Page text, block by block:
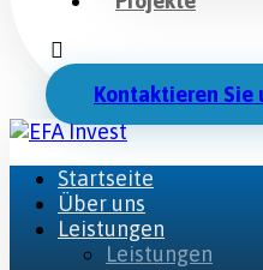
Kontaktieren Sie
Startseite
Über uns
Leistungen
Leistungen